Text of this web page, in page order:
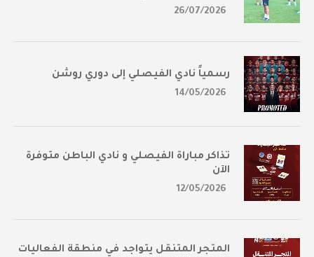
26/07/2026
رسمياً نادي الفيصلي إلى دوري روشن
14/05/2026
تذاكر مباراة الفيصلي و نادي الباطن متوفرة
الآن
12/05/2026
المتجر المتنقل يتواجد في منطقة الفعاليات